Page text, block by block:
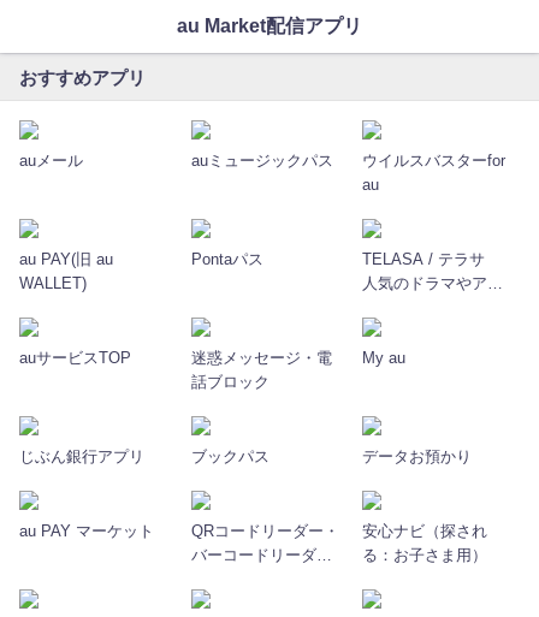
au Market配信アプリ
おすすめアプリ
auメール auミュージックパス
ウイルスバスターfor
au
au PAY(旧 au
WALLET)
Pontaパス
TELASA / テラサ
人気のドラマやアニ
auサービスTOP
迷惑メッセージ・電
話ブロック
My au
じぶん銀行アプリ ブックパス データお預かり
au PAY マーケット
QRコードリーダー・
バーコードリーダー
安心ナビ（探され
る：お子さま用）